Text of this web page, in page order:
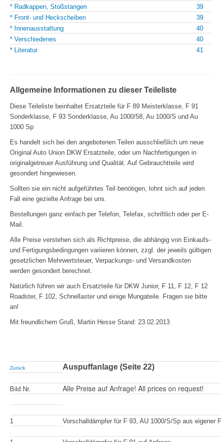
* Radkappen, Stoßstangen
39
* Front- und Heckscheiben
39
* Innenausstattung
40
* Verschiedenes
40
* Literatur
41
Allgemeine Informationen zu dieser Teileliste
Diese Teileliste beinhaltet Ersatzteile für F 89 Meisterklasse, F 91
Sonderklasse, F 93 Sonderklasse, Au 1000/58, Au 1000/S und Au
1000 Sp
Es handelt sich bei den angebotenen Teilen ausschließlich um neue
Original Auto Union DKW Ersatzteile, oder um Nachfertigungen in
originalgetreuer Ausführung und Qualität. Auf Gebrauchtteile wird
gesondert hingewiesen.
Sollten sie ein nicht aufgeführtes Teil benötigen, lohnt sich auf jeden
Fall eine gezielte Anfrage bei uns.
Bestellungen ganz einfach per Telefon, Telefax, schriftlich oder per E-
Mail.
Alle Preise verstehen sich als Richtpreise, die abhängig von Einkaufs-
und Fertigungsbedingungen variieren können, zzgl. der jeweils gültigen
gesetzlichen Mehrwertsteuer, Verpackungs- und Versandkosten
werden gesondert berechnet.
Natürlich führen wir auch Ersatzteile für DKW Junior, F 11, F 12, F 12
Roadster, F 102, Schnellaster und einige Mungateile. Fragen sie bitte
an!
Mit freundlichem Gruß, Martin Hesse Stand: 23.02.2013
Zurück Auspuffanlage (Seite 22)
Bild Nr. Alle Preise auf Anfrage! All prices on request!
1 Vorschalldämpfer für F 93, AU 1000/S/Sp aus eigener